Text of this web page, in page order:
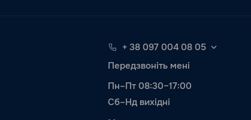
+ 38 097 004 08 05
Передзвоніть мені
Пн–Пт 08:30–17:00
Сб–Нд вихідні